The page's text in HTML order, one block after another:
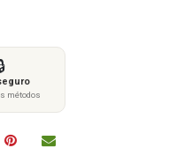
métodos